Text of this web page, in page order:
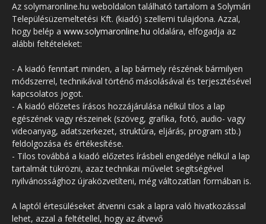
Az solymaronline.hu weboldalon található tartalom a Solymári
Településüzemeltetési Kft. (kiadó) szellemi tulajdona. Azzal,
hogy belép a www.solymaronline.hu oldalára, elfogadja az
alábbi feltételeket:
- A kiadó fenntart minden, a lap bármely részének bármilyen
módszerrel, technikával történő másolásával és terjesztésével
kapcsolatos jogot.
- A kiadó előzetes írásos hozzájárulása nélkül tilos a lap
egészének vagy részeinek (szöveg, grafika, fotó, audio- vagy
videoanyag, adatszerkezet, struktúra, eljárás, program stb.)
feldolgozása és értékesítése.
- Tilos továbbá a kiadó előzetes írásbeli engedélye nélkül a lap
tartalmát tükrözni, azaz technikai művelet segítségével
nyilvánossághoz újraközvetíteni, még változatlan formában is.
A laptól értesüléseket átvenni csak a lapra való hivatkozással
lehet, azzal a feltétellel, hogy az átvevő